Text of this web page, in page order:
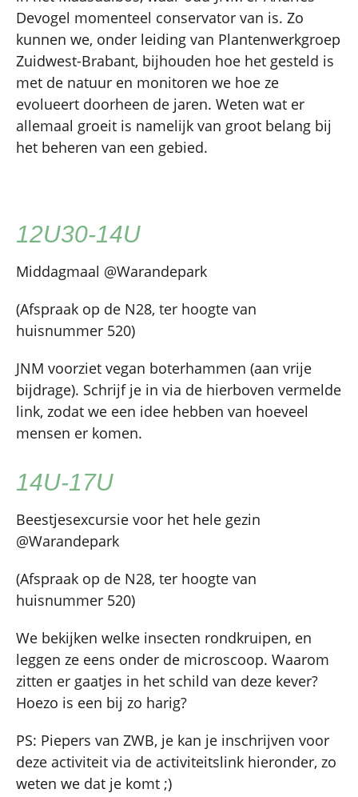
Devogel momenteel conservator van is. Zo
kunnen we, onder leiding van Plantenwerkgroep
Zuidwest-Brabant, bijhouden hoe het gesteld is
met de natuur en monitoren we hoe ze
evolueert doorheen de jaren. Weten wat er
allemaal groeit is namelijk van groot belang bij
het beheren van een gebied.
12U30-14U
Middagmaal @Warandepark
(Afspraak op de N28, ter hoogte van
huisnummer 520)
JNM voorziet vegan boterhammen (aan vrije
bijdrage). Schrijf je in via de hierboven vermelde
link, zodat we een idee hebben van hoeveel
mensen er komen.
14U-17U
Beestjesexcursie voor het hele gezin
@Warandepark
(Afspraak op de N28, ter hoogte van
huisnummer 520)
We bekijken welke insecten rondkruipen, en
leggen ze eens onder de microscoop. Waarom
zitten er gaatjes in het schild van deze kever?
Hoezo is een bij zo harig?
PS: Piepers van ZWB, je kan je inschrijven voor
deze activiteit via de activiteitslink hieronder, zo
weten we dat je komt ;)